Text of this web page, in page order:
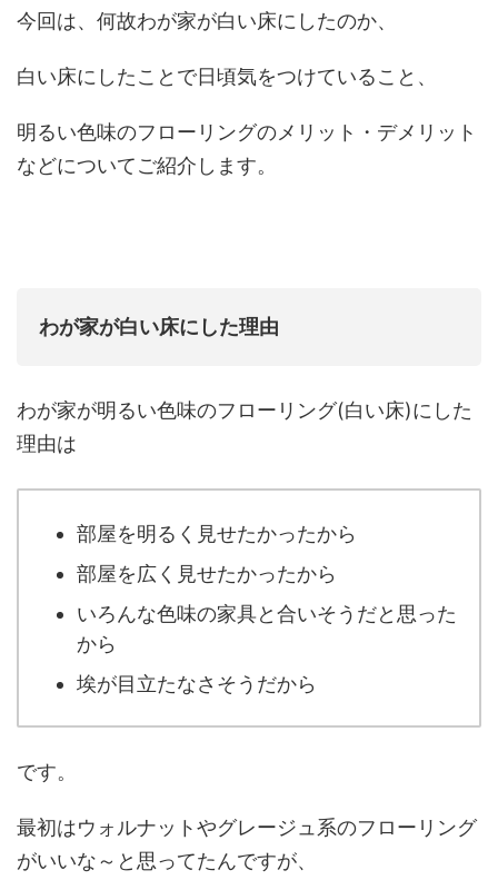
今回は、何故わが家が白い床にしたのか、
白い床にしたことで日頃気をつけていること、
明るい色味のフローリングのメリット・デメリット
などについてご紹介します。
わが家が白い床にした理由
わが家が明るい色味のフローリング(白い床)にした
理由は
部屋を明るく見せたかったから
部屋を広く見せたかったから
いろんな色味の家具と合いそうだと思った
から
埃が目立たなさそうだから
です。
最初はウォルナットやグレージュ系のフローリング
がいいな～と思ってたんですが、